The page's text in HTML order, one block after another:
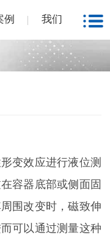
例 我们
变效应进行液位测
容器底部或侧面固
围改变时，磁致伸
可以通过测量这种